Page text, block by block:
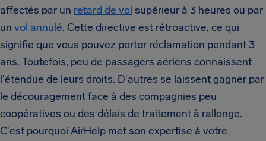
affectés par un retard de vol supérieur à 3 heures ou par
un vol annulé. Cette directive est rétroactive, ce qui
signifie que vous pouvez porter réclamation pendant 3
ans. Toutefois, peu de passagers aériens connaissent
l'étendue de leurs droits. D'autres se laissent gagner par
le découragement face à des compagnies peu
coopératives ou des délais de traitement à rallonge.
C'est pourquoi AirHelp met son expertise à votre